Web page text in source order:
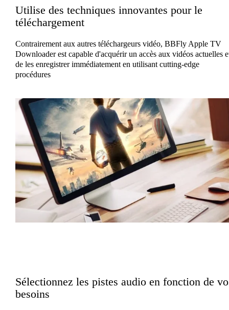
Utilise des techniques innovantes pour le
téléchargement
Contrairement aux autres téléchargeurs vidéo, BBFly Apple TV
Downloader est capable d'acquérir un accès aux vidéos actuelles
de les enregistrer immédiatement en utilisant cutting-edge
procédures
Sélectionnez les pistes audio en fonction de
besoins